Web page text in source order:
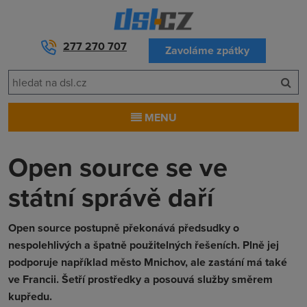
277 270 707 Zavoláme zpátky
MENU
Open source se ve
státní správě daří
Open source postupně překonává předsudky o
nespolehlivých a špatně použitelných řešeních. Plně jej
podporuje například město Mnichov, ale zastání má také
ve Francii. Šetří prostředky a posouvá služby směrem
kupředu.